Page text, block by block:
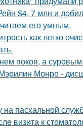
$4, 7 млн и
его умным.
как легко
покоя, а
Монро -
на пасхальной
визита к